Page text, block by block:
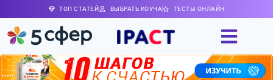
ТОП СТАТЕЙ ВЫБРАТЬ КОУЧА ТЕСТЫ ОНЛАЙН